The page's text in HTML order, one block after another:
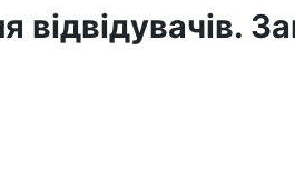
відвідувачів.